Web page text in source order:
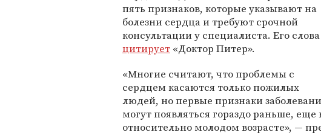
пять признаков, которые указывают на
болезни сердца и требуют срочной
консультации у специалиста. Его слова
цитирует «Доктор Питер».
«Многие считают, что проблемы с
сердцем касаются только пожилых
людей, но первые признаки
могут появляться гораздо раньше, еще
относительно молодом возрасте», —